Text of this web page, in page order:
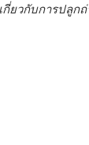
ยวกับการปลูก